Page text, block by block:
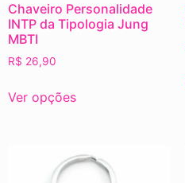
Chaveiro Personalidade
INTP da Tipologia Jung
MBTI
R$ 26,90
Ver opções